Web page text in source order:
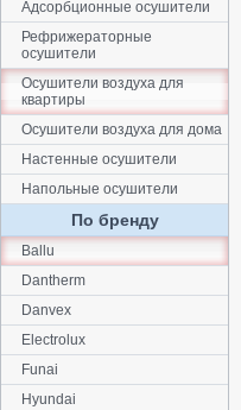
Адсорбционные осушители
Рефрижераторные
осушители
Осушители воздуха для
квартиры
Осушители воздуха для дома
Настенные осушители
Напольные осушители
По бренду
Ballu
Dantherm
Danvex
Electrolux
Funai
Hyundai